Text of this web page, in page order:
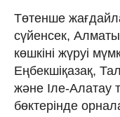
Төтенше
сүйенсек,
көшкіні жүруі
Еңбекшіқазақ,
және Іле-Алатау
бөктерінде